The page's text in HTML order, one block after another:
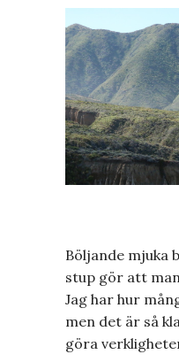
Böljande mjuka
stup gör att
Jag har hur
men det är så
göra